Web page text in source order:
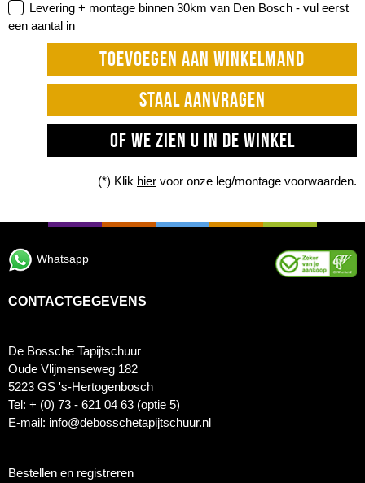
Levering + montage binnen 30km van Den Bosch - vul eerst
een aantal in
TOEVOEGEN AAN WINKELMAND
STAAL AANVRAGEN
OF WE ZIEN U IN DE WINKEL
(*) Klik hier voor onze leg/montage voorwaarden.
Whatsapp
CONTACTGEGEVENS
De Bossche Tapijtschuur
Oude Vlijmenseweg 182
5223 GS 's-Hertogenbosch
Tel: + (0) 73 - 621 04 63 (optie 5)
E-mail: info@debosschetapijtschuur.nl
Bestellen en registreren